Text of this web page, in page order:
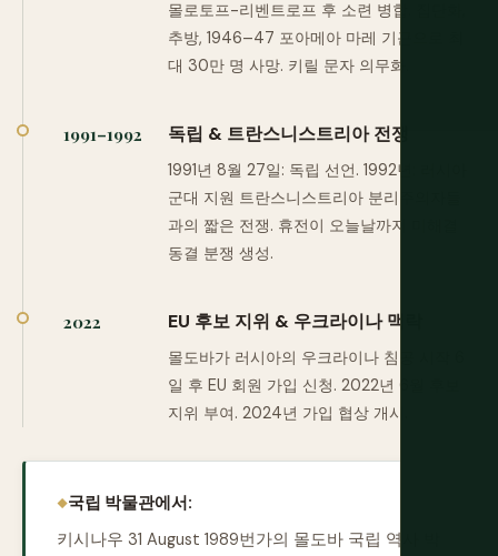
몰로토프-리벤트로프 후 소련 병합. 집단화,
추방, 1946–47 포아메아 마레 기근으로 최
대 30만 명 사망. 키릴 문자 의무화.
1991–1992 독립 & 트란스니스트리아 전쟁
1991년 8월 27일: 독립 선언. 1992년: 러시아
군대 지원 트란스니스트리아 분리주의자들
과의 짧은 전쟁. 휴전이 오늘날까지 미해결
동결 분쟁 생성.
2022 EU 후보 지위 & 우크라이나 맥락
몰도바가 러시아의 우크라이나 침공 시작 6
일 후 EU 회원 가입 신청. 2022년 6월 후보
지위 부여. 2024년 가입 협상 개시.
국립 박물관에서:
키시나우 31 August 1989번가의 몰도바 국립 역사 박